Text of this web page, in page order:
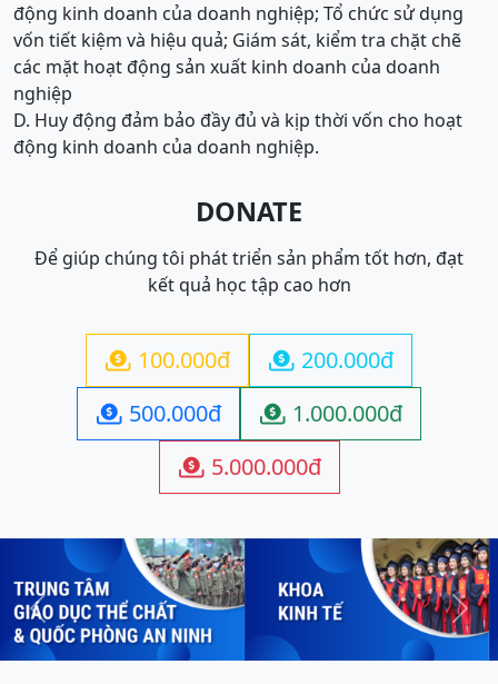
động kinh doanh của doanh nghiệp; Tổ chức sử dụng
vốn tiết kiệm và hiệu quả; Giám sát, kiểm tra chặt chẽ
các mặt hoạt động sản xuất kinh doanh của doanh
nghiệp
D. Huy động đảm bảo đầy đủ và kịp thời vốn cho hoạt
động kinh doanh của doanh nghiệp.
DONATE
Để giúp chúng tôi phát triển sản phẩm tốt hơn, đạt
kết quả học tập cao hơn
 100.000đ  200.000đ
 500.000đ  1.000.000đ
 5.000.000đ
Previous Next